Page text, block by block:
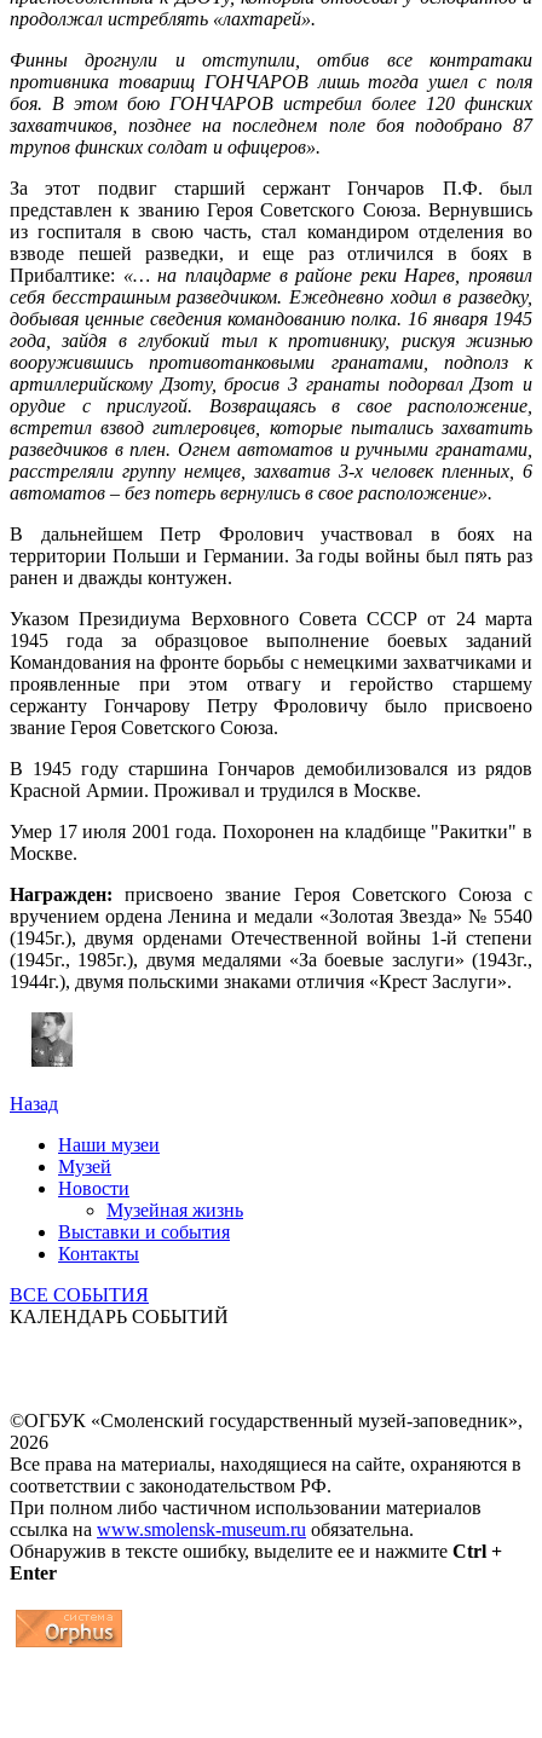
продолжал истреблять «лахтарей».
Финны дрогнули и отступили, отбив все контратаки
противника товарищ ГОНЧАРОВ лишь тогда ушел с поля
боя. В этом бою ГОНЧАРОВ истребил более 120 финских
захватчиков, позднее на последнем поле боя подобрано 87
трупов финских солдат и офицеров».
За этот подвиг старший сержант Гончаров П.Ф. был
представлен к званию Героя Советского Союза. Вернувшись
из госпиталя в свою часть, стал командиром отделения во
взводе пешей разведки, и еще раз отличился в боях в
Прибалтике: «… на плацдарме в районе реки Нарев, проявил
себя бесстрашным разведчиком. Ежедневно ходил в разведку,
добывая ценные сведения командованию полка. 16 января 1945
года, зайдя в глубокий тыл к противнику, рискуя жизнью
вооружившись противотанковыми гранатами, подполз к
артиллерийскому Дзоту, бросив 3 гранаты подорвал Дзот и
орудие с прислугой. Возвращаясь в свое расположение,
встретил взвод гитлеровцев, которые пытались захватить
разведчиков в плен. Огнем автоматов и ручными гранатами,
расстреляли группу немцев, захватив 3-х человек пленных, 6
автоматов – без потерь вернулись в свое расположение».
В дальнейшем Петр Фролович участвовал в боях на
территории Польши и Германии. За годы войны был пять раз
ранен и дважды контужен.
Указом Президиума Верховного Совета СССР от 24 марта
1945 года за образцовое выполнение боевых заданий
Командования на фронте борьбы с немецкими захватчиками и
проявленные при этом отвагу и геройство старшему
сержанту Гончарову Петру Фроловичу было присвоено
звание Героя Советского Союза.
В 1945 году старшина Гончаров демобилизовался из рядов
Красной Армии. Проживал и трудился в Москве.
Умер 17 июля 2001 года. Похоронен на кладбище "Ракитки" в
Москве.
Награжден:присвоено звание Героя Советского Союза с
вручением ордена Ленина и медали «Золотая Звезда» № 5540
(1945г.), двумя орденами Отечественной войны 1-й степени
(1945г., 1985г.), двумя медалями «За боевые заслуги» (1943г.,
1944г.), двумя польскими знаками отличия «Крест Заслуги».
Назад
Наши музеи
Музей
Новости
Музейная жизнь
Выставки и события
Контакты
ВСЕ СОБЫТИЯ
КАЛЕНДАРЬ СОБЫТИЙ
©ОГБУК «Смоленский государственный музей-заповедник»,
2026
Все права на материалы, находящиеся на сайте, охраняются в
соответствии с законодательством РФ.
При полном либо частичном использовании материалов
ссылка на www.smolensk-museum.ru обязательна.
Обнаружив в тексте ошибку, выделите ее и нажмите Ctrl +
Enter